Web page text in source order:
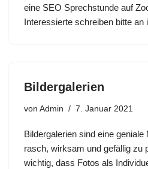
eine SEO Sprechstunde auf
Interessierte schreiben bitte an
Bildergalerien
von Admin 7. Januar 2021
Bildergalerien sind eine
rasch, wirksam und gefällig zu
wichtig, dass Fotos als